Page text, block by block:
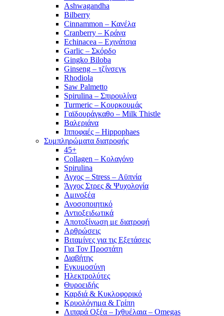
Ashwagandha
Bilberry
Cinnammon – Κανέλα
Cranberry – Κράνα
Echinacea – Εχινάτσια
Garlic – Σκόρδο
Gingko Biloba
Ginseng – τζίνσεγκ
Rhodiola
Saw Palmetto
Spirulina – Σπιρουλίνα
Turmeric – Κουρκουμάς
Γαϊδουράγκαθο – Milk Thistle
Βαλεριάνα
Ιπποφαές – Hippophaes
Συμπληρώματα διατροφής
45+
Collagen – Κολαγόνο
Spirulina
Αγχος – Stress – Αϋπνία
Άγχος Στρες & Ψυχολογία
Αμινοξέα
Ανοσοποιητικό
Αντιοξειδωτικά
Αποτοξίνωση με διατροφή
Αρθρώσεις
Βιταμίνες για τις Εξετάσεις
Για Τον Προστάτη
Διαβήτης
Εγκυμοσύνη
Ηλεκτρολύτες
Θυροειδής
Καρδιά & Κυκλοφορικό
Κρυολόγημα & Γρίπη
Λιπαρά Οξέα – Ιχθυέλαια – Omegas